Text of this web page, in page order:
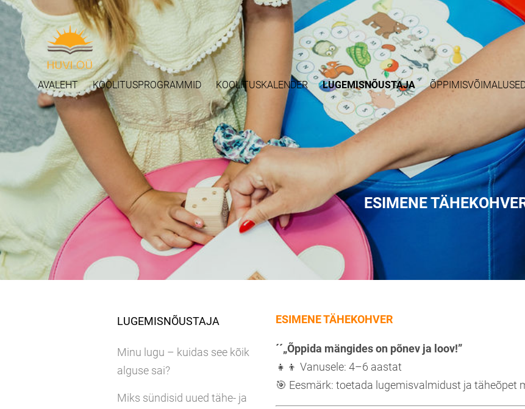
AVALEHT KOOLITUSPROGRAMMID KOOLITUSKALENDER LUGEMISNÕUSTAJA
ESIMENE
LUGEMISNÕUSTAJA
Minu lugu – kuidas see kõik
alguse sai?
Miks sündisid uued tähe- ja
ESIMENE TÄHEKOHVER
´´„Õppida mängides on põnev ja loov!”
👧👦 Vanusele: 4–6 aastat
🎯 Eesmärk: toetada lugemisvalmidust ja täheõpet